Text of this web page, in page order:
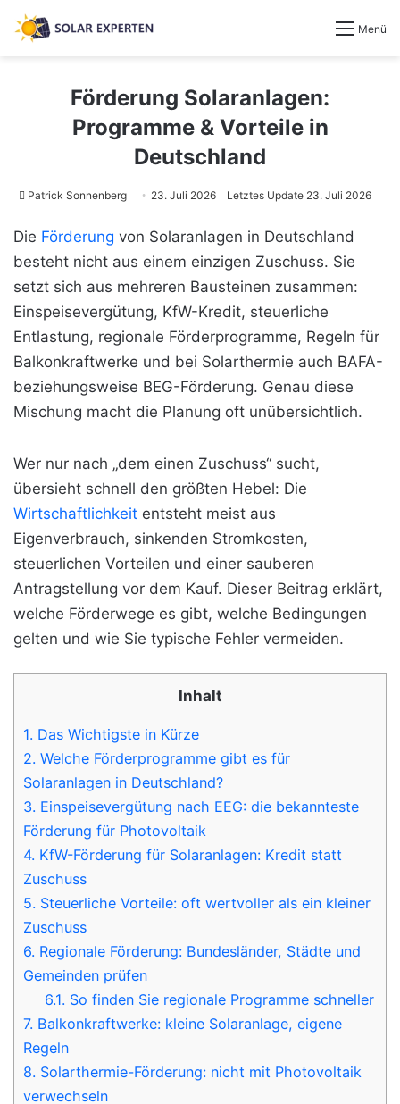
Menü
Förderung Solaranlagen:
Programme & Vorteile in
Deutschland
Patrick Sonnenberg 23. Juli 2026 Letztes Update 23. Juli 2026
Die Förderung von Solaranlagen in Deutschland
besteht nicht aus einem einzigen Zuschuss. Sie
setzt sich aus mehreren Bausteinen zusammen:
Einspeisevergütung, KfW-Kredit, steuerliche
Entlastung, regionale Förderprogramme, Regeln für
Balkonkraftwerke und bei Solarthermie auch BAFA-
beziehungsweise BEG-Förderung. Genau diese
Mischung macht die Planung oft unübersichtlich.
Wer nur nach „dem einen Zuschuss“ sucht,
übersieht schnell den größten Hebel: Die
Wirtschaftlichkeit entsteht meist aus
Eigenverbrauch, sinkenden Stromkosten,
steuerlichen Vorteilen und einer sauberen
Antragstellung vor dem Kauf. Dieser Beitrag erklärt,
welche Förderwege es gibt, welche Bedingungen
gelten und wie Sie typische Fehler vermeiden.
Inhalt
1. Das Wichtigste in Kürze
2. Welche Förderprogramme gibt es für
Solaranlagen in Deutschland?
3. Einspeisevergütung nach EEG: die bekannteste
Förderung für Photovoltaik
4. KfW-Förderung für Solaranlagen: Kredit statt
Zuschuss
5. Steuerliche Vorteile: oft wertvoller als ein kleiner
Zuschuss
6. Regionale Förderung: Bundesländer, Städte und
Gemeinden prüfen
6.1. So finden Sie regionale Programme schneller
7. Balkonkraftwerke: kleine Solaranlage, eigene
Regeln
8. Solarthermie-Förderung: nicht mit Photovoltaik
verwechseln